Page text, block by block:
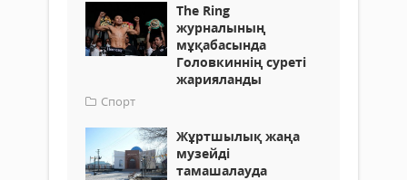
The Ring
журналының
мұқабасында
Головкиннің суреті
жарияланды
Спорт
Жұртшылық жаңа
музейді
тамашалауда